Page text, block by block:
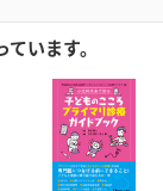
います。